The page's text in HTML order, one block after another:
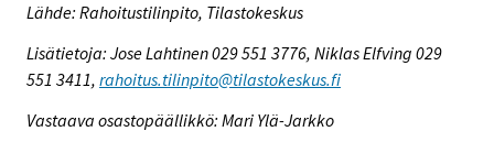
Lähde: Rahoitustilinpito, Tilastokeskus
Lisätietoja: Jose Lahtinen 029 551 3776, Niklas Elfving 029
551 3411, rahoitus.tilinpito@tilastokeskus.fi
Vastaava osastopäällikkö: Mari Ylä-Jarkko